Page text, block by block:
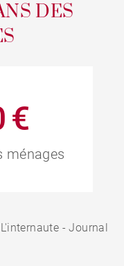
DES
€
ménages
- Journal